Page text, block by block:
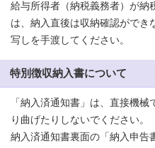
給与所得者（納税義務者）が納
は、納入直後は収納確認ができ
写しを手渡してください。
特別徴収納入書について
「納入済通知書」は、直接機
り曲げたりしないでください。
納入済通知書裏面の「納入申告